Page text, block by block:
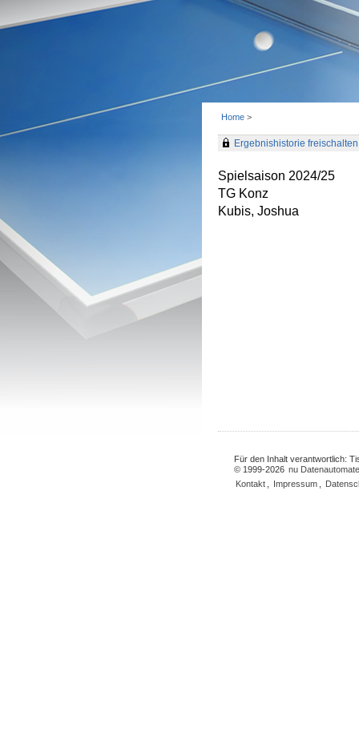
Home >
Ergebnishistorie freischalten
Spielsaison 2024/25
TG Konz
Kubis, Joshua
Für den Inhalt verantwortlich:
© 1999-2026 nu
Kontakt
Impressum